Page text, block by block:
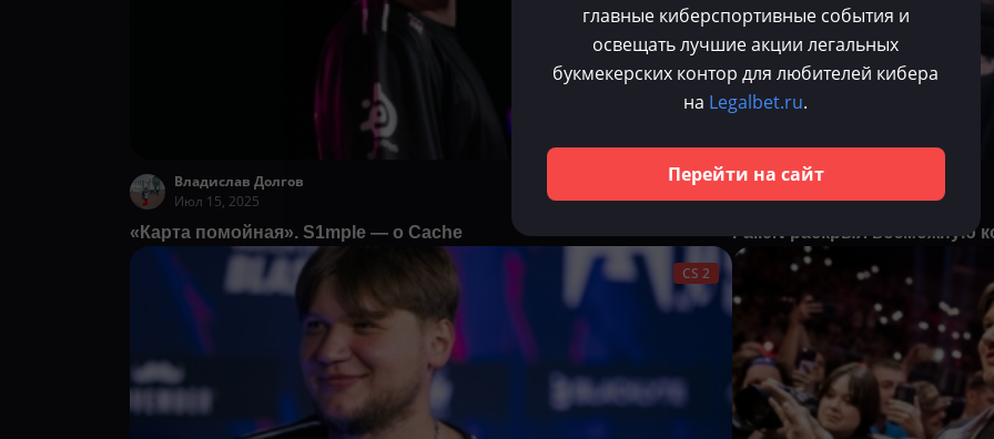
Владислав Долгов
Июл 15, 2025
«Карта помойная». S1mple — о Cache
Владислав Долгов
Июл 15, 2025
FalleN раскрыл возможную
CS 2
главные киберспортивные события и
освещать лучшие акции легальных
букмекерских контор для любителей кибера
на Legalbet.ru.
Перейти на сайт